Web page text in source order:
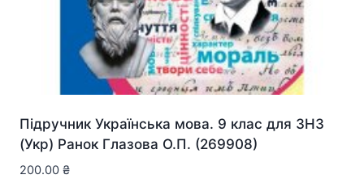
Підручник Українська мова. 9 клас для ЗНЗ
(Укр) Ранок Глазова О.П. (269908)
200.00 ₴